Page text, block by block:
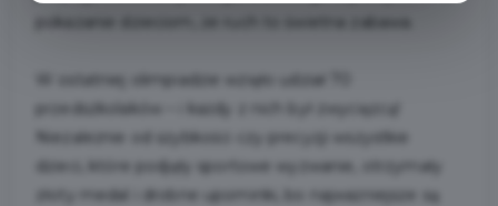
W ostatniej olimpiadzie wzięło udział 70
przedszkolaków – i każdy z nich był zwycięzcą!
Niezależnie od szybkości czy precyzji wszystkie
dzieci, które podjęły sportowe wyzwanie, otrzymały
złoty medal i drobne upominki, bo najważniejsze są